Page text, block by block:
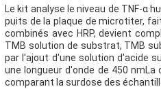
Le kit analyse le niveau de TNF-α
puits de la plaque de microtiter,
combinés avec HRP, devient
TMB solution de substrat, TMB
par l'ajout d'une solution d'acide
une longueur d'onde de 450
comparant la surdose des